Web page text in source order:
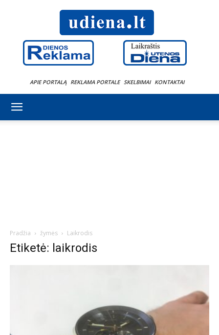
APIE PORTALĄ REKLAMA PORTALE SKELBIMAI KONTAKTAI
Pradžia žymės Laikrodis
Etiketė: laikrodis